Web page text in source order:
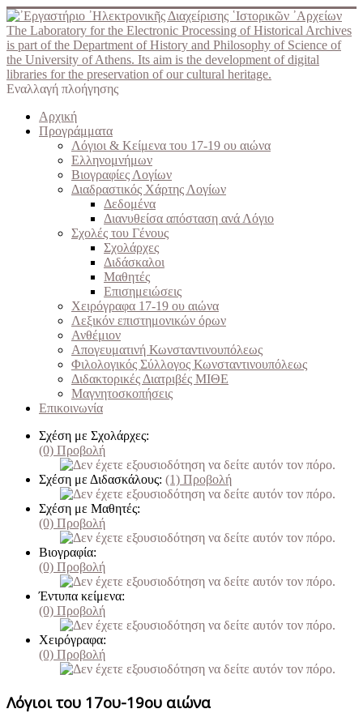
The Laboratory for the Electronic Processing of Historical Archives
is part of the Department of History and Philosophy of Science of
the University of Athens. Its aim is the development of digital
libraries for the preservation of our cultural heritage.
Εναλλαγή πλοήγησης
Αρχική
Προγράμματα
Λόγιοι & Κείμενα του 17-19 ου αιώνα
Ελληνομνήμων
Βιογραφίες Λογίων
Διαδραστικός Χάρτης Λογίων
Δεδομένα
Διανυθείσα απόσταση ανά Λόγιο
Σχολές του Γένους
Σχολάρχες
Διδάσκαλοι
Μαθητές
Επισημειώσεις
Χειρόγραφα 17-19 ου αιώνα
Λεξικόν επιστημονικών όρων
Ανθέμιον
Απογευματινή Κωνσταντινουπόλεως
Φιλολογικός Σύλλογος Κωνσταντινουπόλεως
Διδακτορικές Διατριβές ΜΙΘΕ
Μαγνητοσκοπήσεις
Επικοινωνία
Σχέση με Σχολάρχες:
(0) Προβολή
Σχέση με Διδασκάλους: (1) Προβολή
Σχέση με Μαθητές:
(0) Προβολή
Βιογραφία:
(0) Προβολή
Έντυπα κείμενα:
(0) Προβολή
Χειρόγραφα:
(0) Προβολή
Λόγιοι του 17ου-19ου αιώνα